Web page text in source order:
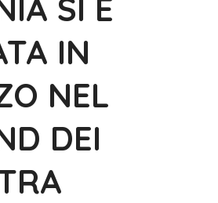
SI È
IN
NEL
DEI